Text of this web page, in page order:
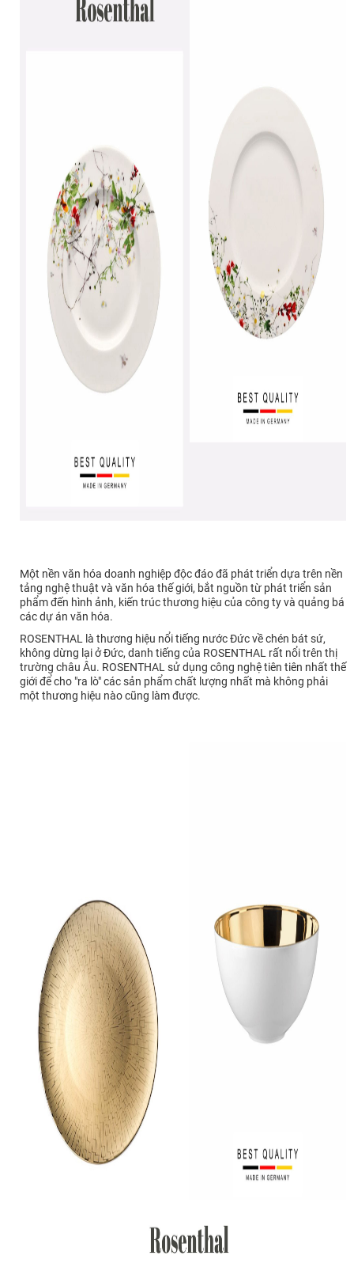
Một nền văn hóa doanh nghiệp độc đáo đã phát triển dựa trên nền
tảng nghệ thuật và văn hóa thế giới, bắt nguồn từ phát triển sản
phẩm đến hình ảnh, kiến trúc thương hiệu của công ty và quảng bá
các dự án văn hóa.
ROSENTHAL là thương hiệu nổi tiếng nước Đức về chén bát sứ,
không dừng lại ở Đức, danh tiếng của ROSENTHAL rất nổi trên thị
trường châu Âu. ROSENTHAL sử dụng công nghệ tiên tiên nhất thế
giới để cho "ra lò" các sản phẩm chất lượng nhất mà không phải
một thương hiệu nào cũng làm được.